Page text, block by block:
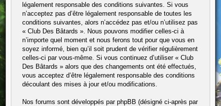
légalement responsable des conditions suivantes. Si vous
n’acceptez pas d’être légalement responsable de toutes les
conditions suivantes, alors n’accédez pas et/ou n’utilisez pas
« Club Des Bâtards ». Nous pouvons modifier celles-ci à
n’importe quel moment et nous ferons tout pour que vous en
soyez informé, bien qu’il soit prudent de vérifier régulièrement
celles-ci par vous-même. Si vous continuez d’utiliser « Club
Des Bâtards » alors que des changements ont été effectués,
vous acceptez d’être légalement responsable des conditions
découlant des mises à jour et/ou modifications.
Nos forums sont développés par phpBB (désigné ci-après par